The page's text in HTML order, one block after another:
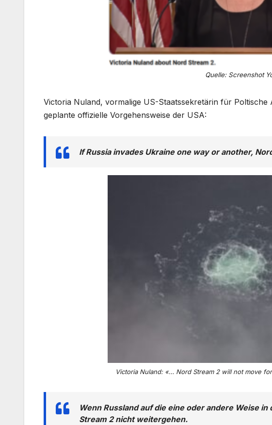
Quelle: Screenshot
Victoria Nuland, vormalige US-Staatssekretärin für Poltische
geplante offizielle Vorgehensweise der USA:
If Russia invades Ukraine one way or another,
Victoria Nuland: «… Nord Stream 2 will not move
Wenn Russland auf die eine oder andere Weise
Stream 2 nicht weitergehen.